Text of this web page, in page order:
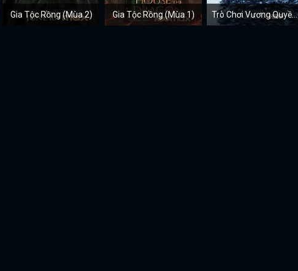
Gia Tộc Rồng (Mùa 2) Gia Tộc Rồng (Mùa 1) Trò Chơi Vương Quyền (Mùa 8)